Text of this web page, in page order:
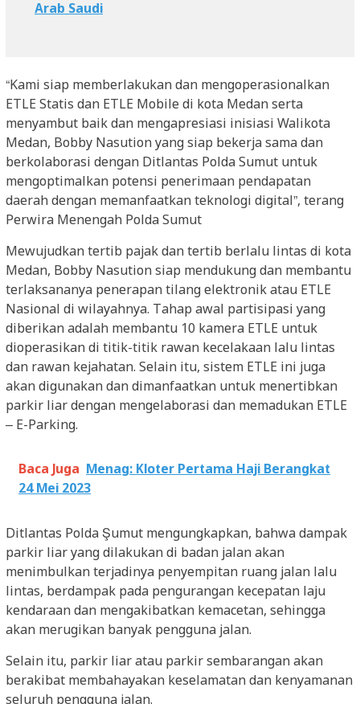
Arab Saudi
“Kami siap memberlakukan dan mengoperasionalkan
ETLE Statis dan ETLE Mobile di kota Medan serta
menyambut baik dan mengapresiasi inisiasi Walikota
Medan, Bobby Nasution yang siap bekerja sama dan
berkolaborasi dengan Ditlantas Polda Sumut untuk
mengoptimalkan potensi penerimaan pendapatan
daerah dengan memanfaatkan teknologi digital”, terang
Perwira Menengah Polda Sumut
Mewujudkan tertib pajak dan tertib berlalu lintas di kota
Medan, Bobby Nasution siap mendukung dan membantu
terlaksananya penerapan tilang elektronik atau ETLE
Nasional di wilayahnya. Tahap awal partisipasi yang
diberikan adalah membantu 10 kamera ETLE untuk
dioperasikan di titik-titik rawan kecelakaan lalu lintas
dan rawan kejahatan. Selain itu, sistem ETLE ini juga
akan digunakan dan dimanfaatkan untuk menertibkan
parkir liar dengan mengelaborasi dan memadukan ETLE
– E-Parking.
Baca Juga Menag: Kloter Pertama Haji Berangkat
24 Mei 2023
Ditlantas Polda Şumut mengungkapkan, bahwa dampak
parkir liar yang dilakukan di badan jalan akan
menimbulkan terjadinya penyempitan ruang jalan lalu
lintas, berdampak pada pengurangan kecepatan laju
kendaraan dan mengakibatkan kemacetan, sehingga
akan merugikan banyak pengguna jalan.
Selain itu, parkir liar atau parkir sembarangan akan
berakibat membahayakan keselamatan dan kenyamanan
seluruh pengguna jalan.